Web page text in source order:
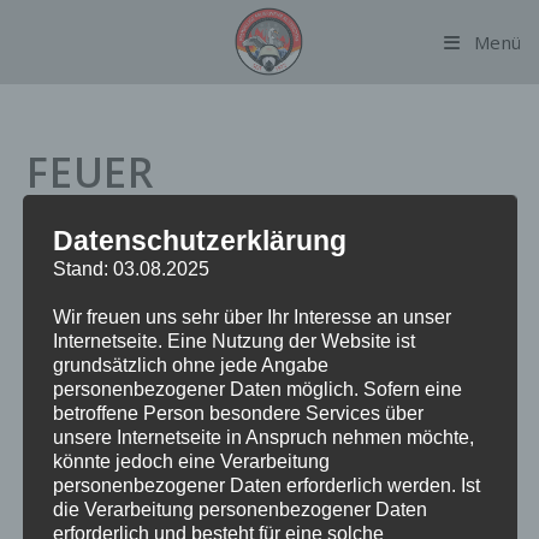
Menü
FEUER
BRANDMELDEANLAGE
Datum:10. August 2023 um 18:12 Uhr
Alarmierungsart:TME
Einsatzart:FEUBMA
Einsatzort:Suhrenkamp
Fahrzeuge:FF Alsterdorf
Weitere Kräfte:BF Alsterdorf, Polizei
Datenschutzerklärung
Stand: 03.08.2025
Wir freuen uns sehr über Ihr Interesse an unser
Internetseite. Eine Nutzung der Website ist
grundsätzlich ohne jede Angabe
personenbezogener Daten möglich. Sofern eine
betroffene Person besondere Services über
unsere Internetseite in Anspruch nehmen möchte,
könnte jedoch eine Verarbeitung
personenbezogener Daten erforderlich werden. Ist
die Verarbeitung personenbezogener Daten
erforderlich und besteht für eine solche